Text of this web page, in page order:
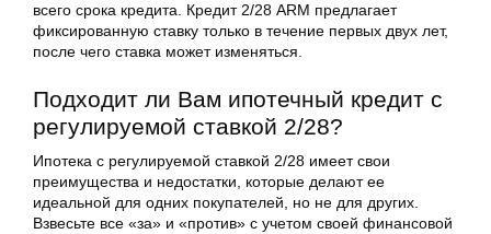
всего срока кредита. Кредит 2/28 ARM предлагает
фиксированную ставку только в течение первых двух лет,
после чего ставка может изменяться.
Подходит ли Вам ипотечный кредит с
регулируемой ставкой 2/28?
Ипотека с регулируемой ставкой 2/28 имеет свои
преимущества и недостатки, которые делают ее
идеальной для одних покупателей, но не для других.
Взвесьте все «за» и «против» с учетом своей финансовой